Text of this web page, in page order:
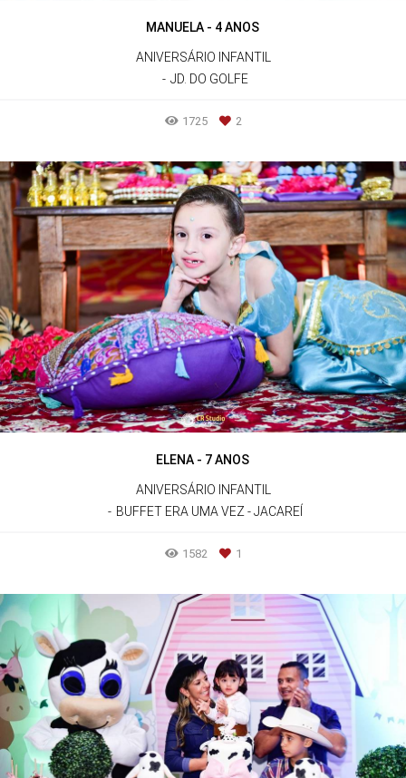
MANUELA - 4 ANOS
ANIVERSÁRIO INFANTIL
JD. DO GOLFE
1725 2
ELENA - 7 ANOS
ANIVERSÁRIO INFANTIL
BUFFET ERA UMA VEZ - JACAREÍ
1582 1